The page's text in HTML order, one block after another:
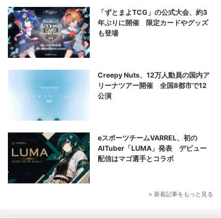
「ずとまよTCG」の公式大会、約3
年ぶりに開催 限定カードやグッズ
も登場
Creepy Nuts、12万人動員の国内ア
リーナツアー開催 全国8都市で12
公演
eスポーツチームVARREL、初の
AITuber「LUMA」発表 デビュー
配信はマゴ選手とコラボ
> 新着記事をもっと見る